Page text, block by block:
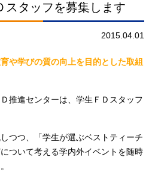
スタッフを募集します
2015.04.01
や学びの質の向上を目的とした取組
推進センターは、学生ＦＤスタッフ
つつ、「学生が選ぶベストティーチ
ついて考える学内外イベントを随時